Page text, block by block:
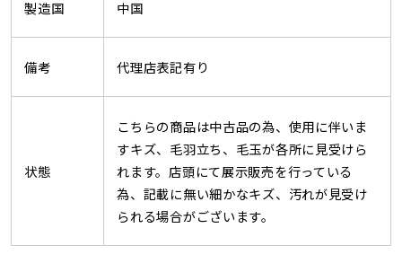
製造国 中国
備考 代理店表記有り
状態
こちらの商品は中古品の為、使用に伴いま
すキズ、毛羽立ち、毛玉が各所に見受けら
れます。店頭にて展示販売を行っている
為、記載に無い細かなキズ、汚れが見受け
られる場合がございます。